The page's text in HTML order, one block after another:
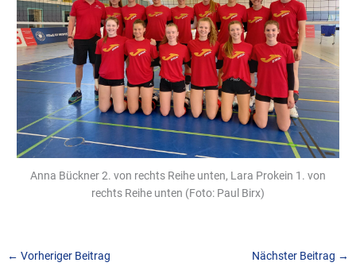
Anna Bückner 2. von rechts Reihe unten, Lara Prokein 1. von
rechts Reihe unten (Foto: Paul Birx)
← Vorheriger Beitrag Nächster Beitrag →